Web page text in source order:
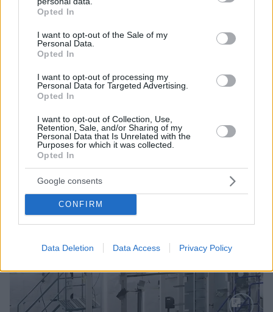
grant or deny consent to Google and its third-party tags to
use your data for below specified purposes in below Google
consent section.
Opted In
I want to opt-out of the Sale of my
Personal Data.
Opted In
I want to opt-out of processing my
Personal Data for Targeted Advertising.
Opted In
I want to opt-out of Collection, Use,
Retention, Sale, and/or Sharing of my
Personal Data that Is Unrelated with the
Purposes for which it was collected.
Opted In
Google consents
CONFIRM
Data Deletion Data Access Privacy Policy
ηρωίνης, συνελήφθη 46χρονη στη Θεσσαλονίκη
ΔΕΙΤΕ ΟΛΕΣ ΤΙΣ ΕΙΔΗΣΕΙΣ
ΤΑ ΠΙΟ ΔΗΜΟΦΙΛΗ